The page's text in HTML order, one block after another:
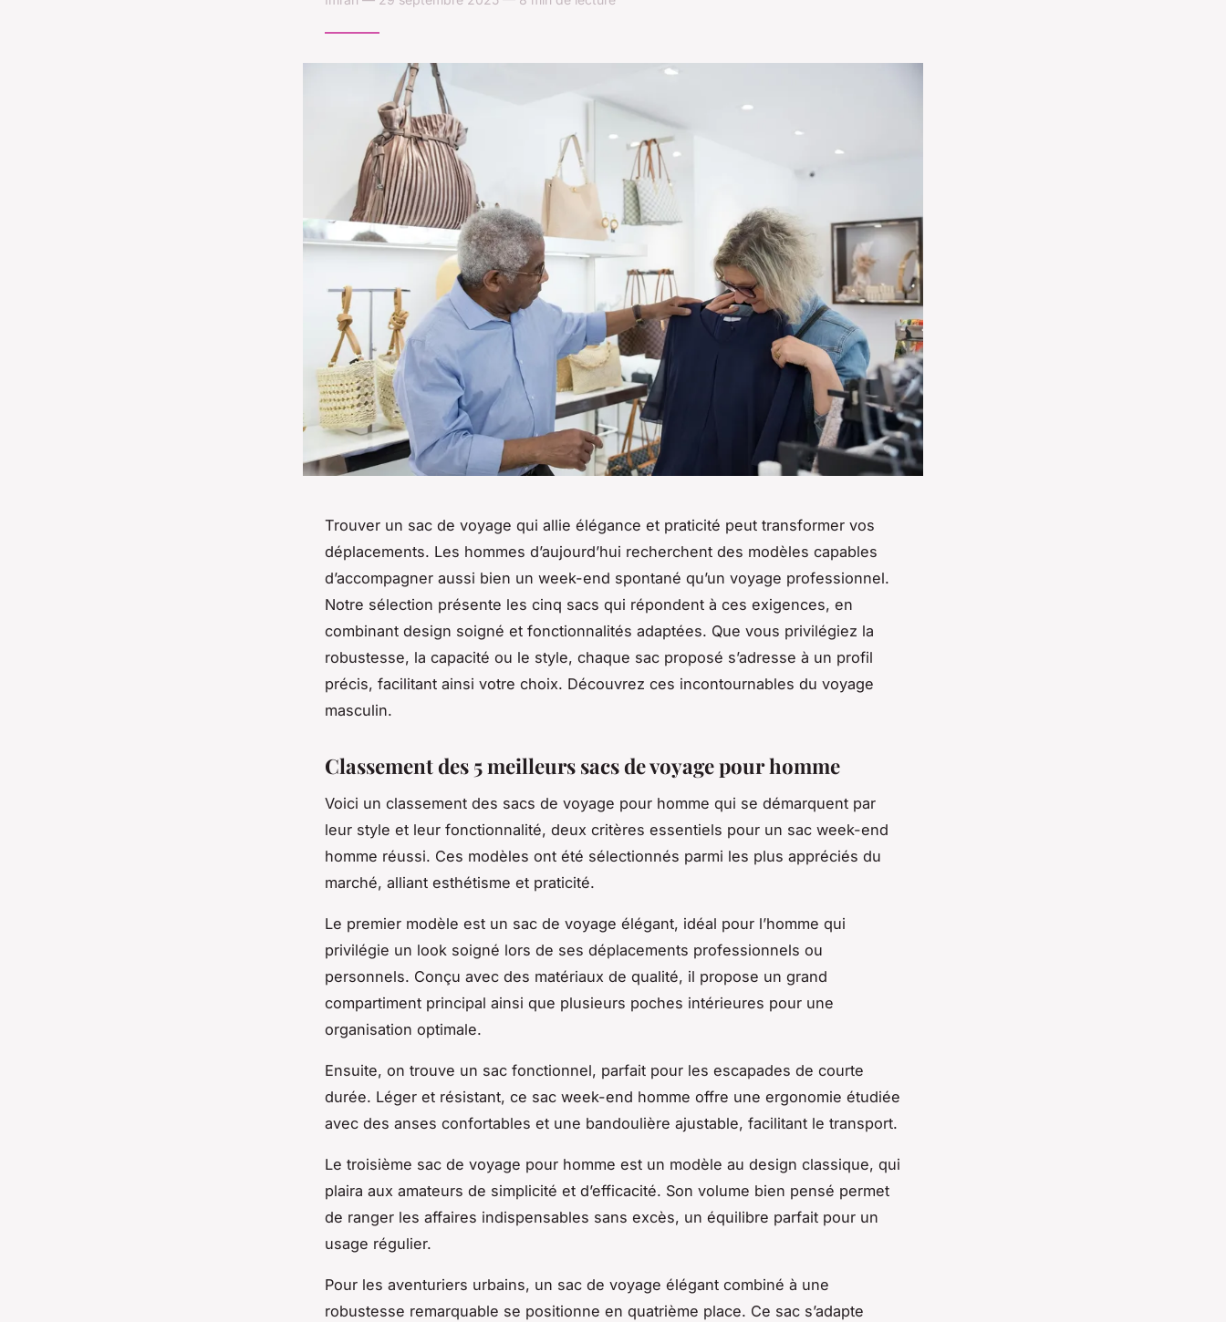
Trouver un sac de voyage qui allie élégance et praticité peut transformer vos
déplacements. Les hommes d’aujourd’hui recherchent des modèles capables
d’accompagner aussi bien un week-end spontané qu’un voyage professionnel.
Notre sélection présente les cinq sacs qui répondent à ces exigences, en
combinant design soigné et fonctionnalités adaptées. Que vous privilégiez la
robustesse, la capacité ou le style, chaque sac proposé s’adresse à un profil
précis, facilitant ainsi votre choix. Découvrez ces incontournables du voyage
masculin.
Classement des 5 meilleurs sacs de voyage pour homme
Voici un classement des sacs de voyage pour homme qui se démarquent par
leur style et leur fonctionnalité, deux critères essentiels pour un sac week-end
homme réussi. Ces modèles ont été sélectionnés parmi les plus appréciés du
marché, alliant esthétisme et praticité.
Le premier modèle est un sac de voyage élégant, idéal pour l’homme qui
privilégie un look soigné lors de ses déplacements professionnels ou
personnels. Conçu avec des matériaux de qualité, il propose un grand
compartiment principal ainsi que plusieurs poches intérieures pour une
organisation optimale.
Ensuite, on trouve un sac fonctionnel, parfait pour les escapades de courte
durée. Léger et résistant, ce sac week-end homme offre une ergonomie étudiée
avec des anses confortables et une bandoulière ajustable, facilitant le transport.
Le troisième sac de voyage pour homme est un modèle au design classique, qui
plaira aux amateurs de simplicité et d’efficacité. Son volume bien pensé permet
de ranger les affaires indispensables sans excès, un équilibre parfait pour un
usage régulier.
Pour les aventuriers urbains, un sac de voyage élégant combiné à une
robustesse remarquable se positionne en quatrième place. Ce sac s’adapte